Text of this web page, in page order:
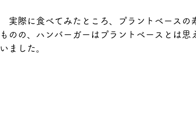
実際に食べてみたところ、プラントベースの
ものの、ハンバーガーはプラントベースとは
いました。